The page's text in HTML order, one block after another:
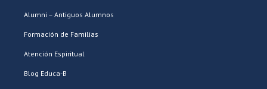
Alumni – Antiguos Alumnos
Formación de Familias
Atención Espiritual
Blog Educa-B